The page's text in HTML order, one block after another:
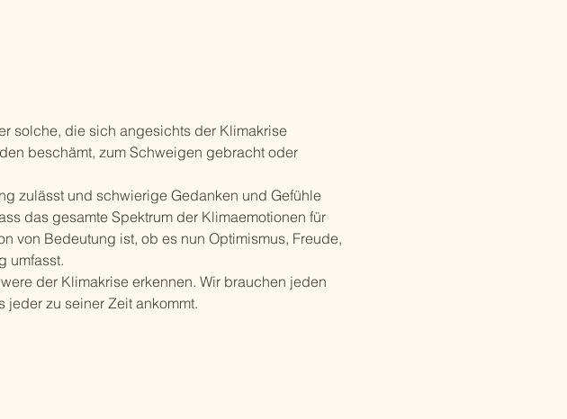
solche, die sich angesichts der Klimakrise
beschämt, zum Schweigen gebracht oder
zulässt und schwierige Gedanken und Gefühle
das gesamte Spektrum der Klimaemotionen für
von Bedeutung ist, ob es nun Optimismus, Freude,
umfasst.
der Klimakrise erkennen. Wir brauchen jeden
jeder zu seiner Zeit ankommt.